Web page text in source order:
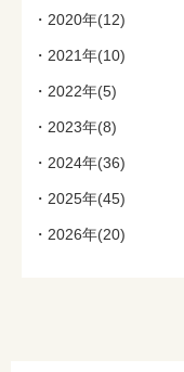
2020年(12)
2021年(10)
2022年(5)
2023年(8)
2024年(36)
2025年(45)
2026年(20)